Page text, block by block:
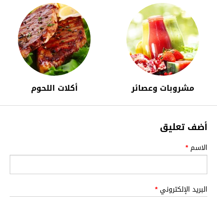
مشروبات وعصائر أكلات اللحوم
أضف تعليق
الاسم*
البريد الإلكتروني*